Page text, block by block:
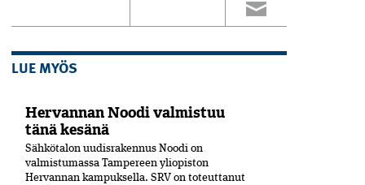
LUE MYÖS
Hervannan Noodi valmistuu
tänä kesänä
Sähkötalon uudisrakennus Noodi on
valmistumassa Tampereen yliopiston
Hervannan kampuksella. SRV on toteuttanut